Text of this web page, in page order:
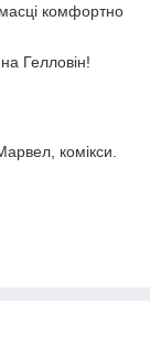
комфортно
Гелловін!
комікси.